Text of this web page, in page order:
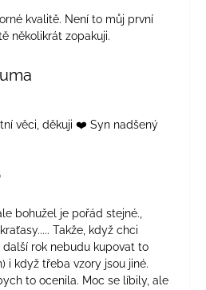
kvalitě. Není to můj první
několikrát zopakuji.
obchodu je 5 z 5 hviezdičiek.
věci, děkuji ❤️ Syn nadšený
obchodu je 4 z 5 hviezdičiek.
bohužel je pořád stejné.,
Takže, když chci
další rok nebudu kupovat to
i když třeba vzory jsou jiné.
to ocenila. Moc se líbily, ale